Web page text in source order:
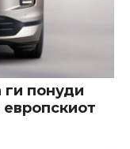
ги понуди